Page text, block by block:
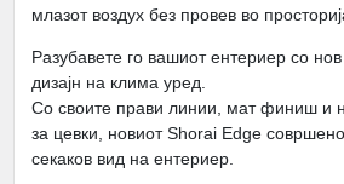
млазот воздух без провев во
Разубавете го вашиот ентериер со
дизајн на клима уред.
Со своите прави линии, мат финиш и
за цевки, новиот Shorai Edge
секаков вид на ентериер.